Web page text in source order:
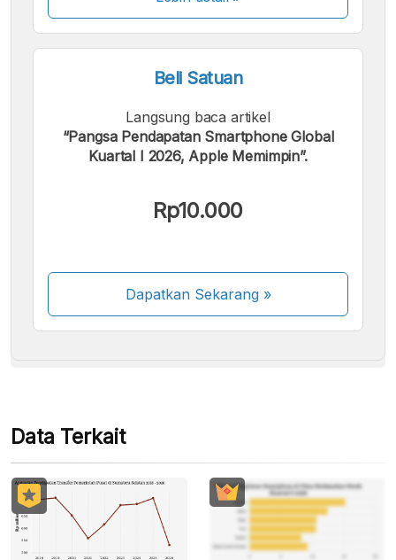
Beli Satuan
Langsung baca artikel
“Pangsa Pendapatan Smartphone Global
Kuartal I 2026, Apple Memimpin”.
Rp10.000
Dapatkan Sekarang»
Beberapa metode pembayaran masih dalam
Data Terkait